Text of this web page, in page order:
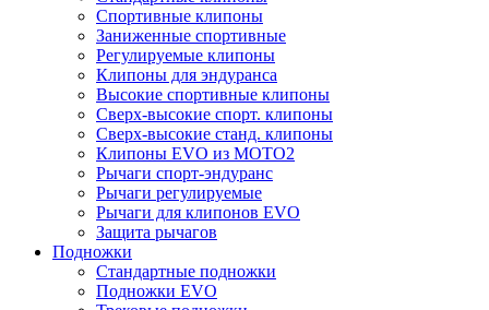
Спортивные клипоны
Заниженные спортивные
Регулируемые клипоны
Клипоны для эндуранса
Высокие спортивные клипоны
Сверх-высокие спорт. клипоны
Сверх-высокие станд. клипоны
Клипоны EVO из MOTO2
Рычаги спорт-эндуранс
Рычаги регулируемые
Рычаги для клипонов EVO
Защита рычагов
Подножки
Стандартные подножки
Подножки EVO